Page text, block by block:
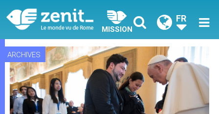
MISSION
FR
ARCHIVES